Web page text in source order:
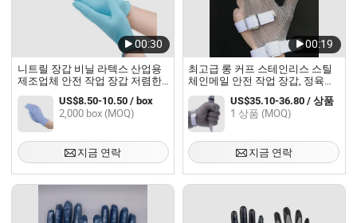
00:30
니트릴 장갑 비닐 라텍스 산업용
제조업체 안전 작업 장갑 저렴한
가격
US$8.50-10.50 / box
2,000 box (MOQ)
지금 연락
00:19
최고급 롱 커프 스테인리스 스틸
체인메일 안전 작업 장갑, 정육점
용 절단 저항 장갑 메탈 크로우
US$35.10-36.80 / 상품
1 상품 (MOQ)
지금 연락